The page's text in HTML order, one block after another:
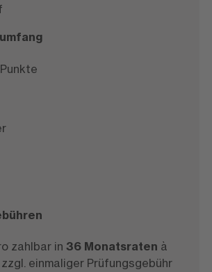
zahlbar in 36 Monatsraten à
zzgl. einmaliger Prüfungsgebühr